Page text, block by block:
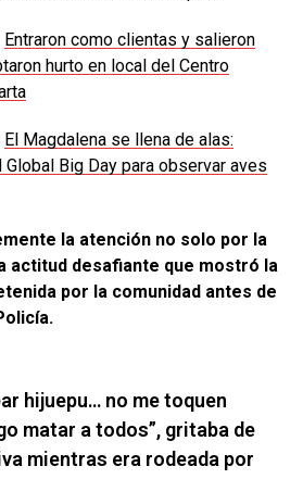
Entraron como clientas y salieron
hurto en local del Centro
El Magdalena se llena de alas:
Big Day para observar aves
la atención no solo por la
actitud desafiante que mostró la
por la comunidad antes de
hijuepu… no me toquen
matar a todos”, gritaba de
mientras era rodeada por